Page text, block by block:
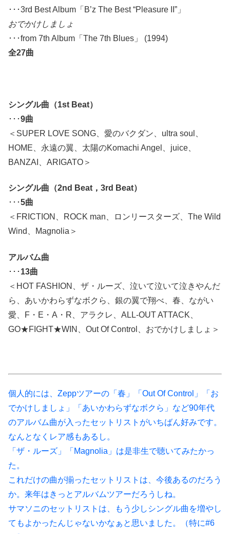
･･･3rd Best Album「B’z The Best “Pleasure II”」
おでかけしましょ
･･･from 7th Album「The 7th Blues」 (1994)
全27曲
シングル曲（1st Beat）
･･･9曲
＜SUPER LOVE SONG、愛のバクダン、ultra soul、
HOME、永遠の翼、太陽のKomachi Angel、juice、
BANZAI、ARIGATO＞
シングル曲（2nd Beat，3rd Beat）
･･･5曲
＜FRICTION、ROCK man、ロンリースターズ、The Wild
Wind、Magnolia＞
アルバム曲
･･･ 13曲
＜HOT FASHION、ザ・ルーズ、泣いて泣いて泣きやんだ
ら、あいかわらずなボクら、銀の翼で翔べ、春、ながい
愛、F・E・A・R、アラクレ、ALL-OUT ATTACK、
GO★FIGHT★WIN、Out Of Control、おでかけしましょ＞
個人的には、Zeppツアーの「春」「Out Of Control」「お
でかけしましょ」「あいかわらずなボクら」など90年代
のアルバム曲が入ったセットリストがいちばん好みです。
なんとなくレア感もあるし。
「ザ・ルーズ」「Magnolia」は是非生で聴いてみたかっ
た。
これだけの曲が揃ったセットリストは、今後あるのだろう
か。来年はきっとアルバムツアーだろうしね。
サマソニのセットリストは、もう少しシングル曲を増やし
てもよかったんじゃないかなぁと思いました。（特に#6